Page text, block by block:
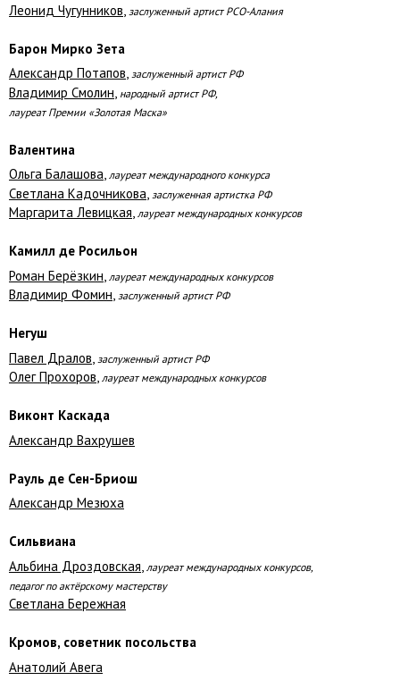
Леонид Чугунников заслуженный артист РСО-Алания
Барон Мирко Зета
Александр Потапов, заслуженный артист РФ
Владимир Смолин народный артист РФ,
лауреат Премии «Золотая Маска»
Валентина
Ольга Балашова, лауреат международного конкурса
Светлана Кадочникова заслуженная артистка РФ
Маргарита Левицкая, лауреат международных конкурсов
Камилл де Росильон
Роман Берёзкин лауреат международных конкурсов
Владимир Фомин, заслуженный артист РФ
Негуш
Павел Дралов заслуженный артист РФ
Олег Прохоров, лауреат международных конкурсов
Виконт Каскада
Александр Вахрушев
Рауль де Сен-Бриош
Александр Мезюха
Сильвиана
Альбина Дроздовская лауреат международных конкурсов,
педагог по актёрскому мастерству
Светлана Бережная
Кромов, советник посольства
Анатолий Авега